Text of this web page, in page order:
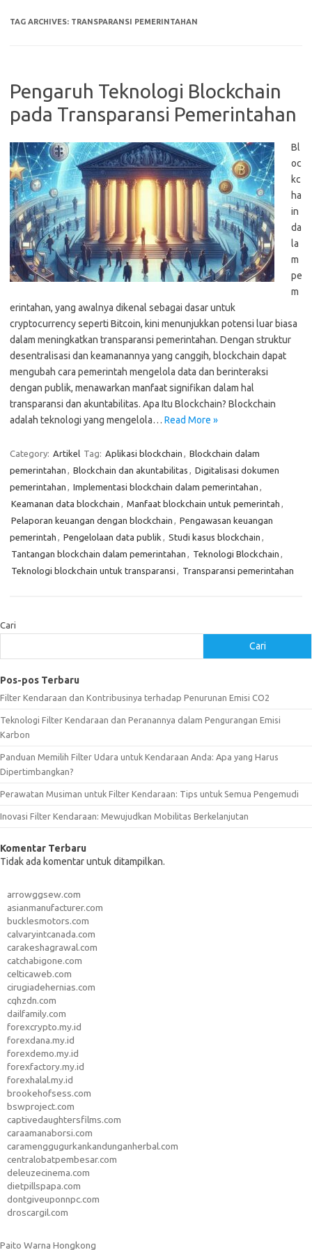
TAG ARCHIVES: TRANSPARANSI PEMERINTAHAN
Pengaruh Teknologi Blockchain
pada Transparansi Pemerintahan
Bl
oc
kc
ha
in
da
la
m
pe
m
erintahan, yang awalnya dikenal sebagai dasar untuk
cryptocurrency seperti Bitcoin, kini menunjukkan potensi luar biasa
dalam meningkatkan transparansi pemerintahan. Dengan struktur
desentralisasi dan keamanannya yang canggih, blockchain dapat
mengubah cara pemerintah mengelola data dan berinteraksi
dengan publik, menawarkan manfaat signifikan dalam hal
transparansi dan akuntabilitas. Apa Itu Blockchain? Blockchain
adalah teknologi yang mengelola… Read More »
Category: Artikel Tag: Aplikasi blockchain , Blockchain dalam
pemerintahan , Blockchain dan akuntabilitas , Digitalisasi dokumen
pemerintahan , Implementasi blockchain dalam pemerintahan ,
Keamanan data blockchain , Manfaat blockchain untuk pemerintah ,
Pelaporan keuangan dengan blockchain , Pengawasan keuangan
pemerintah , Pengelolaan data publik , Studi kasus blockchain ,
Tantangan blockchain dalam pemerintahan , Teknologi Blockchain ,
Teknologi blockchain untuk transparansi , Transparansi pemerintahan
Cari
Cari
Pos-pos Terbaru
Filter Kendaraan dan Kontribusinya terhadap Penurunan Emisi CO2
Teknologi Filter Kendaraan dan Peranannya dalam Pengurangan Emisi
Karbon
Panduan Memilih Filter Udara untuk Kendaraan Anda: Apa yang Harus
Dipertimbangkan?
Perawatan Musiman untuk Filter Kendaraan: Tips untuk Semua Pengemudi
Inovasi Filter Kendaraan: Mewujudkan Mobilitas Berkelanjutan
Komentar Terbaru
Tidak ada komentar untuk ditampilkan.
arrowggsew.com
asianmanufacturer.com
bucklesmotors.com
calvaryintcanada.com
carakeshagrawal.com
catchabigone.com
celticaweb.com
cirugiadehernias.com
cqhzdn.com
dailfamily.com
forexcrypto.my.id
forexdana.my.id
forexdemo.my.id
forexfactory.my.id
forexhalal.my.id
brookehofsess.com
bswproject.com
captivedaughtersfilms.com
caraamanaborsi.com
caramenggugurkankandunganherbal.com
centralobatpembesar.com
deleuzecinema.com
dietpillspapa.com
dontgiveuponnpc.com
droscargil.com
Paito Warna Hongkong